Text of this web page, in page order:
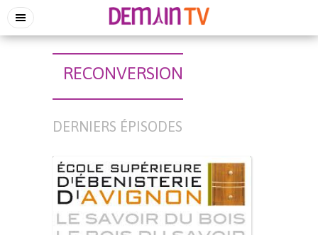
RECONVERSION
DERNIERS ÉPISODES